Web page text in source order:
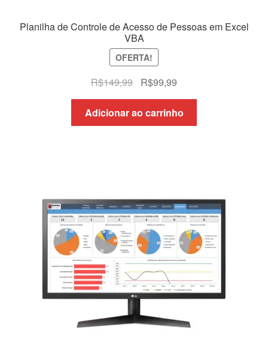
Planilha de Controle de Acesso de Pessoas em Excel
VBA
OFERTA!
R$149,99
O
preço
original
era:
R$99,99
preço
atual
é:
Adicionar ao carrinho